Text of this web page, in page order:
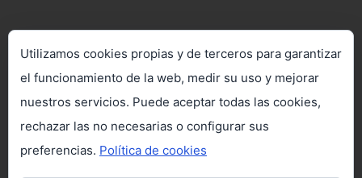
(+34) 91 712 37 47 - 91 660 12 07
www.viajesacipiter.com
in**@************er.com
Utilizamos cookies propias y de terceros para garantizar
el funcionamiento de la web, medir su uso y mejorar
nuestros servicios. Puede aceptar todas las cookies,
rechazar las no necesarias o configurar sus
preferencias. Política de cookies